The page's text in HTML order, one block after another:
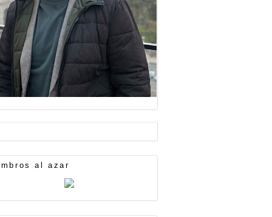
al azar